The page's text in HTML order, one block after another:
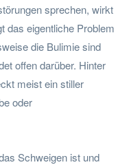
sprechen, wirkt
das eigentliche Problem
die Bulimie sind
offen darüber. Hinter
meist ein stiller
oder
Schweigen ist und